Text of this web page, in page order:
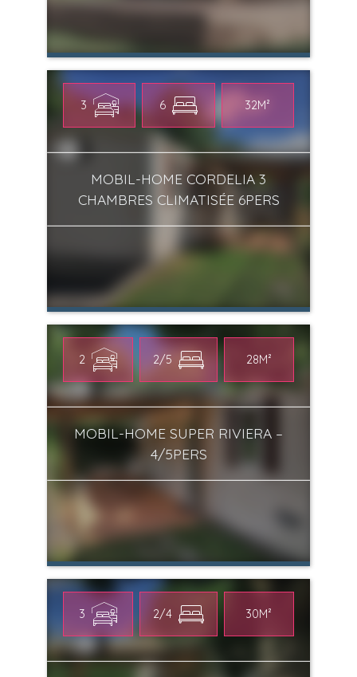
MOBIL-HOME CORDELIA 3
CHAMBRES CLIMATISÉE 6PERS
3 6 32M²
MOBIL-HOME SUPER RIVIERA –
4/5PERS
2 2/5 28M²
3 2/4 30M²